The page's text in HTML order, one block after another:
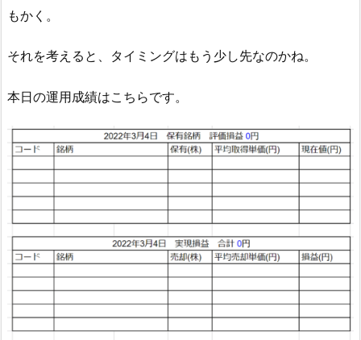
もかく。
それを考えると、タイミングはもう少し先なのかね。
本日の運用成績はこちらです。